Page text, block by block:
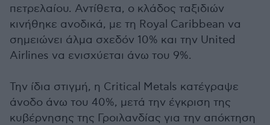
πετρελαίου. Αντίθετα, ο κλάδος ταξιδιών
κινήθηκε ανοδικά, με τη Royal Caribbean να
σημειώνει άλμα σχεδόν 10% και την United
Airlines να ενισχύεται άνω του 9%.
Την ίδια στιγμή, η Critical Metals κατέγραψε
άνοδο άνω του 40%, μετά την έγκριση της
κυβέρνησης της Γροιλανδίας για την απόκτηση